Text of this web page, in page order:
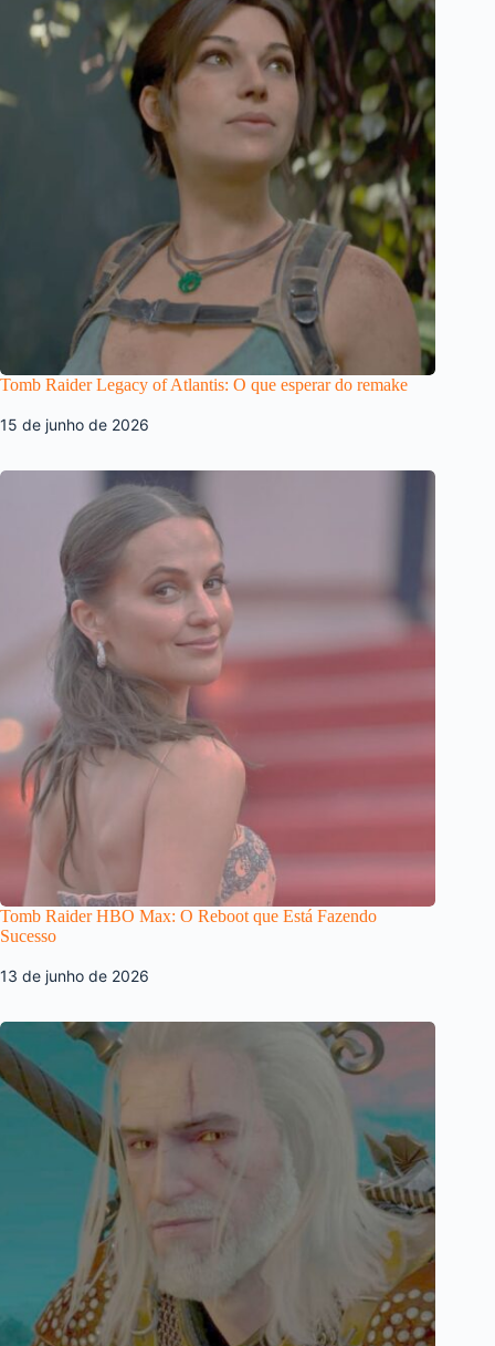
Tomb Raider Legacy of Atlantis: O que esperar do remake
15 de junho de 2026
Tomb Raider HBO Max: O Reboot que Está Fazendo
Sucesso
13 de junho de 2026